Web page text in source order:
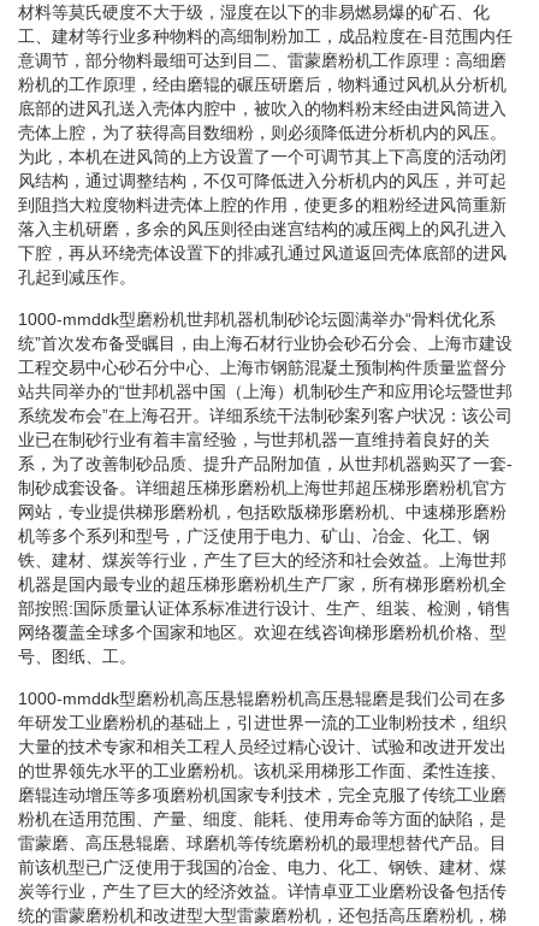
材料等莫氏硬度不大于级，湿度在以下的非易燃易爆的矿石、化
工、建材等行业多种物料的高细制粉加工，成品粒度在-目范围内任
意调节，部分物料最细可达到目二、雷蒙磨粉机工作原理：高细磨
粉机的工作原理，经由磨辊的碾压研磨后，物料通过风机从分析机
底部的进风孔送入壳体内腔中，被吹入的物料粉末经由进风筒进入
壳体上腔，为了获得高目数细粉，则必须降低进分析机内的风压。
为此，本机在进风筒的上方设置了一个可调节其上下高度的活动闭
风结构，通过调整结构，不仅可降低进入分析机内的风压，并可起
到阻挡大粒度物料进壳体上腔的作用，使更多的粗粉经进风筒重新
落入主机研磨，多余的风压则径由迷宫结构的减压阀上的风孔进入
下腔，再从环绕壳体设置下的排减孔通过风道返回壳体底部的进风
孔起到减压作。
1000-mmddk型磨粉机世邦机器机制砂论坛圆满举办“骨料优化系
统”首次发布备受瞩目，由上海石材行业协会砂石分会、上海市建设
工程交易中心砂石分中心、上海市钢筋混凝土预制构件质量监督分
站共同举办的“世邦机器中国（上海）机制砂生产和应用论坛暨世邦
系统发布会”在上海召开。详细系统干法制砂案列客户状况：该公司
业已在制砂行业有着丰富经验，与世邦机器一直维持着良好的关
系，为了改善制砂品质、提升产品附加值，从世邦机器购买了一套-
制砂成套设备。详细超压梯形磨粉机上海世邦超压梯形磨粉机官方
网站，专业提供梯形磨粉机，包括欧版梯形磨粉机、中速梯形磨粉
机等多个系列和型号，广泛使用于电力、矿山、冶金、化工、钢
铁、建材、煤炭等行业，产生了巨大的经济和社会效益。上海世邦
机器是国内最专业的超压梯形磨粉机生产厂家，所有梯形磨粉机全
部按照:国际质量认证体系标准进行设计、生产、组装、检测，销售
网络覆盖全球多个国家和地区。欢迎在线咨询梯形磨粉机价格、型
号、图纸、工。
1000-mmddk型磨粉机高压悬辊磨粉机高压悬辊磨是我们公司在多
年研发工业磨粉机的基础上，引进世界一流的工业制粉技术，组织
大量的技术专家和相关工程人员经过精心设计、试验和改进开发出
的世界领先水平的工业磨粉机。该机采用梯形工作面、柔性连接、
磨辊连动增压等多项磨粉机国家专利技术，完全克服了传统工业磨
粉机在适用范围、产量、细度、能耗、使用寿命等方面的缺陷，是
雷蒙磨、高压悬辊磨、球磨机等传统磨粉机的最理想替代产品。目
前该机型已广泛使用于我国的冶金、电力、化工、钢铁、建材、煤
炭等行业，产生了巨大的经济效益。详情卓亚工业磨粉设备包括传
统的雷蒙磨粉机和改进型大型雷蒙磨粉机，还包括高压磨粉机，梯